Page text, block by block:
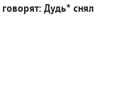
Дудь* снял